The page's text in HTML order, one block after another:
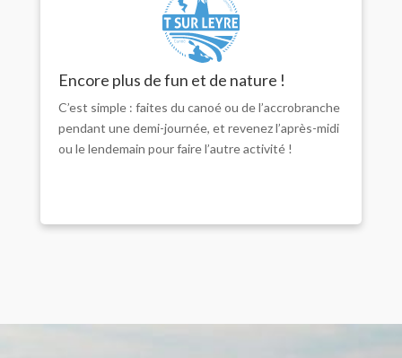
Encore plus de fun et de nature !
C’est simple : faites du canoé ou de l’accrobranche
pendant une demi-journée, et revenez l’après-midi
ou le lendemain pour faire l’autre activité !